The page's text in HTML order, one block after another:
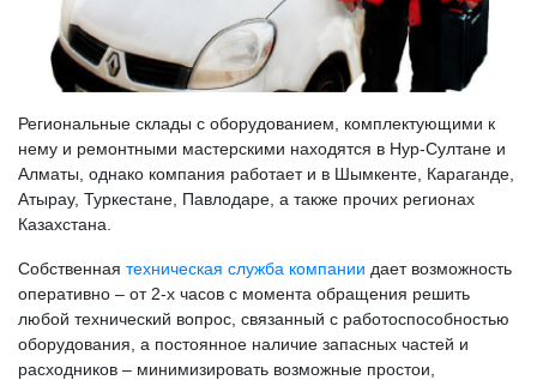
Региональные склады с оборудованием, комплектующими к
нему и ремонтными мастерскими находятся в Нур-Султане и
Алматы, однако компания работает и в Шымкенте, Караганде,
Атырау, Туркестане, Павлодаре, а также прочих регионах
Казахстана.
Собственная техническая служба компании дает возможность
оперативно – от 2-х часов с момента обращения решить
любой технический вопрос, связанный с работоспособностью
оборудования, а постоянное наличие запасных частей и
расходников – минимизировать возможные простои,